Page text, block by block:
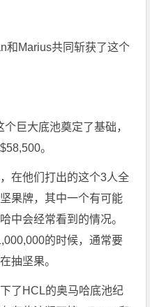
和Marius共同斩获了这个
巨大底池奠定了基础，
。
在他们打出的这个3人全
果牌，其中一个有可能
中会经常看到的情况。
的时候，通常要
抽坚果。
了HCL的奥马哈底池纪